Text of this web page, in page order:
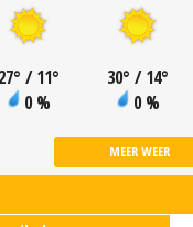
° / 11°
0 %
30° / 14°
0 %
MEER WEER